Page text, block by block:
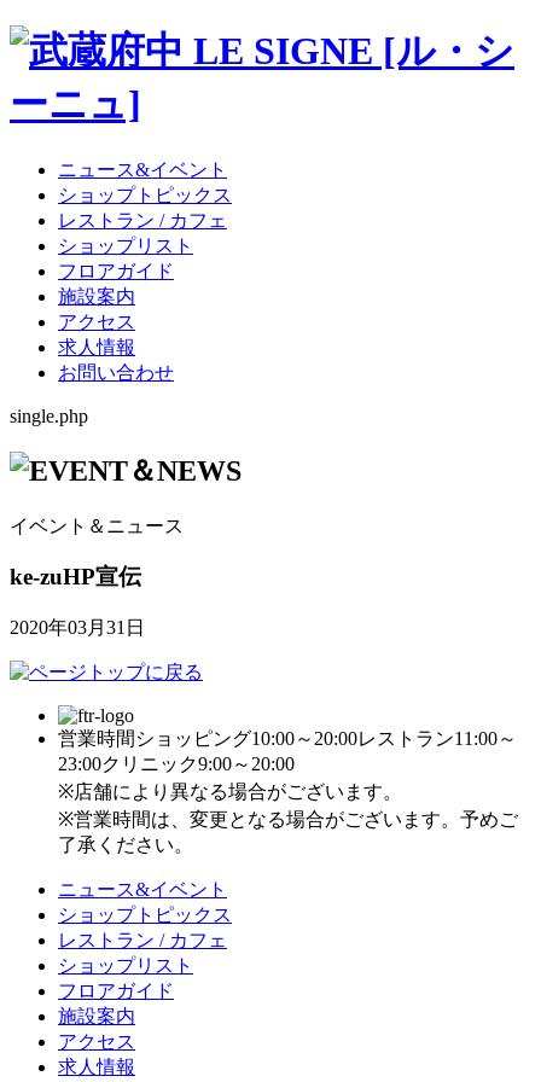
ニュース&イベント
ショップトピックス
レストラン / カフェ
ショップリスト
フロアガイド
施設案内
アクセス
求人情報
お問い合わせ
single.php
イベント＆ニュース
ke-zuHP宣伝
2020年03月31日
営業時間 ショッピング10:00～20:00レストラン11:00～
23:00クリニック9:00～20:00
※店舗により異なる場合がございます。
※営業時間は、変更となる場合がございます。予めご
了承ください。
ニュース&イベント
ショップトピックス
レストラン / カフェ
ショップリスト
フロアガイド
施設案内
アクセス
求人情報